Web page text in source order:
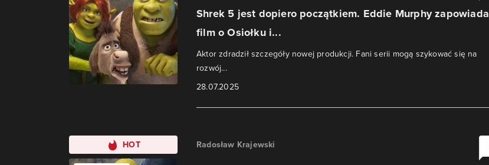
Shrek 5 jest dopiero początkiem. Eddie Murphy zapowiada
film o Osiołku i...
Aktor zdradził szczegóły nowej produkcji. Fani serii mogą szykować się na
rozwój...
28.07.2025
HOT Radosław Krajewski